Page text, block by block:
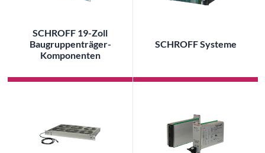
SCHROFF 19-Zoll
Baugruppenträger-
Komponenten
SCHROFF Systeme